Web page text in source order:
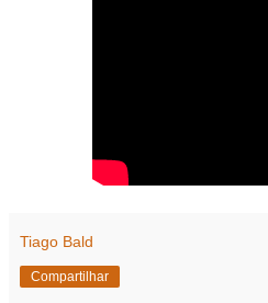
Tiago Bald
Compartilhar